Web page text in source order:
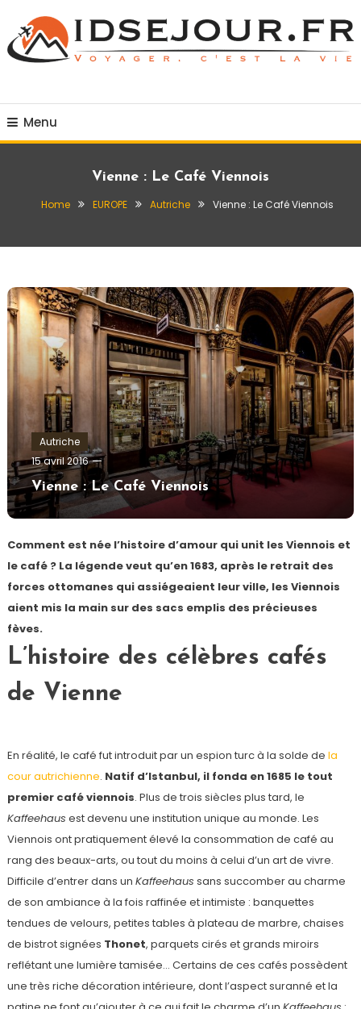
Content
Menu
Vienne : Le Café Viennois
Home EUROPE Autriche Vienne : Le Café Viennois
Autriche
15 avril 2016
admin
Vienne : Le Café Viennois
Comment est née l’histoire d’amour qui unit les Viennois et
le café ? La légende veut qu’en 1683, après le retrait des
forces ottomanes qui assiégeaient leur ville, les Viennois
aient mis la main sur des sacs emplis des précieuses
fèves.
L’histoire des célèbres cafés
de Vienne
En réalité, le café fut introduit par un espion turc à la solde de la
cour autrichienne. Natif d’Istanbul, il fonda en 1685 le tout
premier café viennois. Plus de trois siècles plus tard, le
Kaffeehaus est devenu une institution unique au monde. Les
Viennois ont pratiquement élevé la consommation de café au
rang des beaux-arts, ou tout du moins à celui d’un art de vivre.
Difficile d’entrer dans un Kaffeehaus sans succomber au charme
de son ambiance à la fois raffinée et intimiste : banquettes
tendues de velours, petites tables à plateau de marbre, chaises
de bistrot signées Thonet, parquets cirés et grands miroirs
reflétant une lumière tamisée… Certains de ces cafés possèdent
une très riche décoration intérieure, dont l’aspect suranné et la